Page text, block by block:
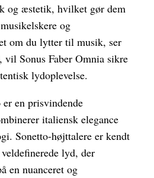
og æstetik, hvilket gør dem
og
om du lytter til musik, ser
Sonus Faber Omnia sikre
lydoplevelse.
er en prisvindende
italiensk elegance
Sonetto-højttalere er kendt
lyd, der
en nuanceret og